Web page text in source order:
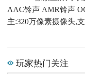
AAC铃声 AMR铃声
主:320万像素摄像头,
玩家热门关注